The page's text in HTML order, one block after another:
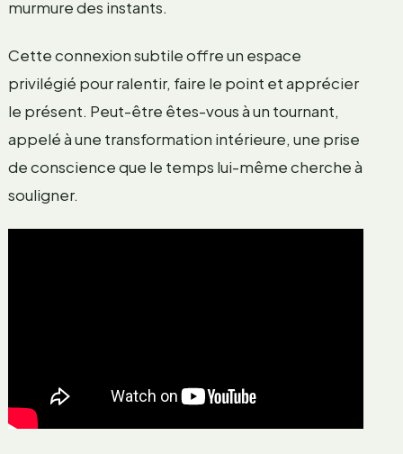
murmure des instants.
Cette connexion subtile offre un espace
privilégié pour ralentir, faire le point et apprécier
le présent. Peut-être êtes-vous à un tournant,
appelé à une transformation intérieure, une prise
de conscience que le temps lui-même cherche à
souligner.